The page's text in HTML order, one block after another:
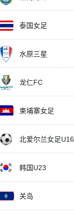
泰国女足
水原三星
龙仁FC
柬埔寨女足
北爱尔兰女足U16
韩国U23
关岛